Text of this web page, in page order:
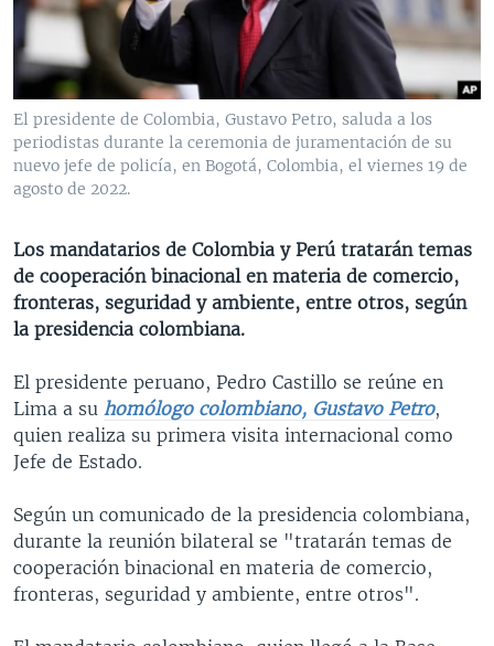
VENEZUELA
BRASIL
NICARAGUA
ECONOMÍA
ENTRETENIMIENTO Y CULTURA
TECNOLOGÍA
DEPORTES
CIENCIA Y SALUD
MULTIMEDIA
VIDEOS
FOTOGRAFÍA
AUDIOS
PROGRAMAS TV
EL MUNDO AL DÍA
FORO INTERAMERICANO
VISIÓN 360
PANORAMA
RADIO
AVANCE INFORMATIVO
AUDIONOTICIAS
ESTADOS UNIDOS AL DÍA
EL MUNDO AL DÍA [RADIO]
FORO [RADIO]
DEPORTIVO INTERNACIONAL
NOTA ECONÓMICA
ENTRETENIMIENTO
DIRECT
DOCUMENTALES DE LA VOA
SÍGANOS
Idiomas
El presidente de Colombia, Gustavo Petro, saluda a los
periodistas durante la ceremonia de juramentación de su
nuevo jefe de policía, en Bogotá, Colombia, el viernes 19 de
agosto de 2022.
Los mandatarios de Colombia y Perú tratarán temas
de cooperación binacional en materia de comercio,
fronteras, seguridad y ambiente, entre otros, según
la presidencia colombiana.
El presidente peruano, Pedro Castillo se reúne en
Lima a su homólogo colombiano, Gustavo Petro,
quien realiza su primera visita internacional como
Jefe de Estado.
Según un comunicado de la presidencia colombiana,
durante la reunión bilateral se "tratarán temas de
cooperación binacional en materia de comercio,
fronteras, seguridad y ambiente, entre otros".